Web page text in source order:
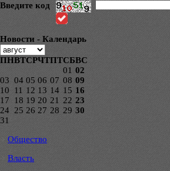
Введите код
Новости - Календарь
ПНВТСРЧТПТСБВС
01 02
03 04 05 06 07 08 09
10
11 12 13 14 15 16
17
18 19 20 21 22 23
24 25 26 27 28 29 30
31
Общество
Власть